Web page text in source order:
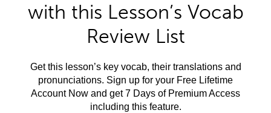
with this Lesson’s Vocab
Review List
Get this lesson’s key vocab, their translations and
pronunciations. Sign up for your Free Lifetime
Account Now and get 7 Days of Premium Access
including this feature.